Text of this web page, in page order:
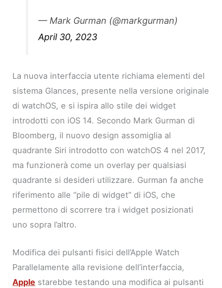
— Mark Gurman (@markgurman)
April 30, 2023
La nuova interfaccia utente richiama elementi del
sistema Glances, presente nella versione originale
di watchOS, e si ispira allo stile dei widget
introdotti con iOS 14. Secondo Mark Gurman di
Bloomberg, il nuovo design assomiglia al
quadrante Siri introdotto con watchOS 4 nel 2017,
ma funzionerà come un overlay per qualsiasi
quadrante si desideri utilizzare. Gurman fa anche
riferimento alle “pile di widget” di iOS, che
permettono di scorrere tra i widget posizionati
uno sopra l’altro.
Modifica dei pulsanti fisici dell’Apple Watch
Parallelamente alla revisione dell’interfaccia,
Apple starebbe testando una modifica ai pulsanti